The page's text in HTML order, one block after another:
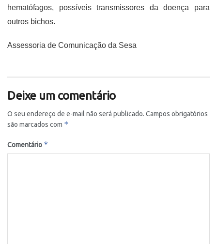
hematófagos, possíveis transmissores da doença para
outros bichos.
Assessoria de Comunicação da Sesa
Deixe um comentário
O seu endereço de e-mail não será publicado. Campos obrigatórios
são marcados com *
Comentário *